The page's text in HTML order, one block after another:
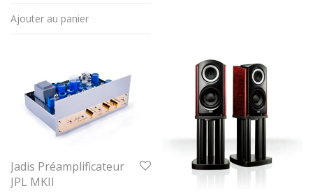
Ajouter au panier
Jadis Préamplificateur
JPL MKII